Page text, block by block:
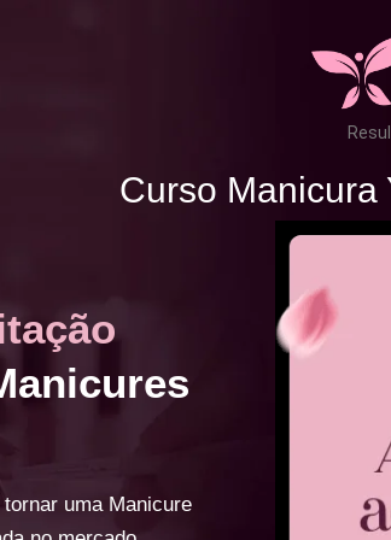
Curso Manicura
uma Manicure